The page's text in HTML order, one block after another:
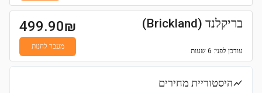
בריקלנד (Brickland)
עודכן לפני: 6 שעות
499.90₪
מעבר לחנות
היסטוריית מחירים